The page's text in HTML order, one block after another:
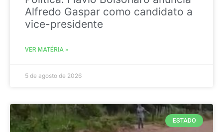
Alfredo Gaspar como candidato a
vice-presidente
VER MATÉRIA »
5 de agosto de 2026
ESTADO